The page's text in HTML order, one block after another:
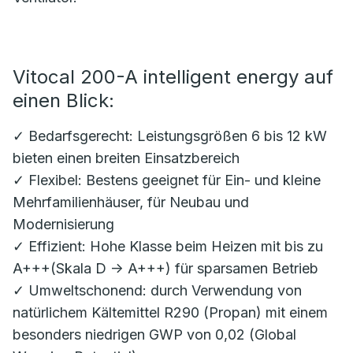
Vitocal 200-A intelligent energy auf
einen Blick:
✓ Bedarfsgerecht: Leistungsgrößen 6 bis 12 kW
bieten einen breiten Einsatzbereich
✓ Flexibel: Bestens geeignet für Ein- und kleine
Mehrfamilienhäuser, für Neubau und
Modernisierung
✓ Effizient: Hohe Klasse beim Heizen mit bis zu
A+++(Skala D -> A+++) für sparsamen Betrieb
✓ Umweltschonend: durch Verwendung von
natürlichem Kältemittel R290 (Propan) mit einem
besonders niedrigen GWP von 0,02 (Global